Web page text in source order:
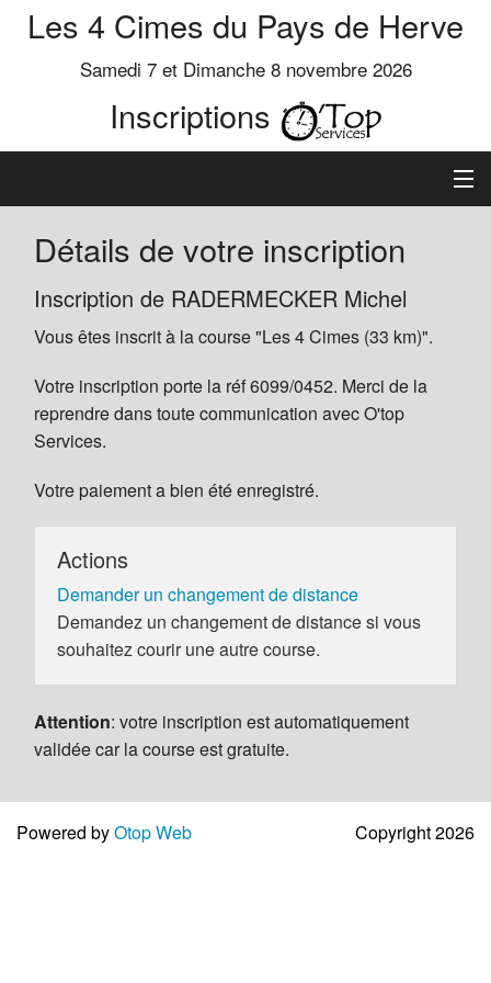
Les 4 Cimes du Pays de Herve
Samedi 7 et Dimanche 8 novembre 2026
Inscriptions
Inscription
Préinscrits
Informations
Détails de votre inscription
Inscription de RADERMECKER Michel
Vous êtes inscrit à la course "Les 4 Cimes (33 km)".
Votre inscription porte la réf 6099/0452. Merci de la
reprendre dans toute communication avec O'top
Services.
Votre paiement a bien été enregistré.
Actions
Demander un changement de distance
Demandez un changement de distance si vous
souhaitez courir une autre course.
Attention: votre inscription est automatiquement
validée car la course est gratuite.
Powered byOtop Web Copyright 2026